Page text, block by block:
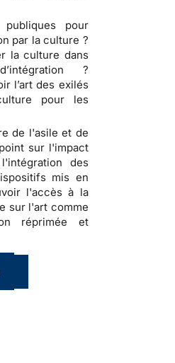
publiques pour
par la culture ?
la culture dans
?
l’art des exilés
pour les
de l'asile et de
sur l'impact
des
mis en
l'accès à la
sur l'art comme
réprimée et